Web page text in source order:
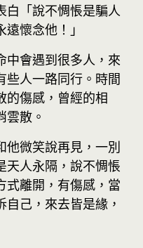
白「說不惆悵是騙人
懷念他！」
中會遇到很多人，來
些人一路同行。時間
的傷感，曾經的相
雲散。
他微笑說再見，一別
天人永隔，說不惆悵
式離開，有傷感，當
己，來去皆是緣，